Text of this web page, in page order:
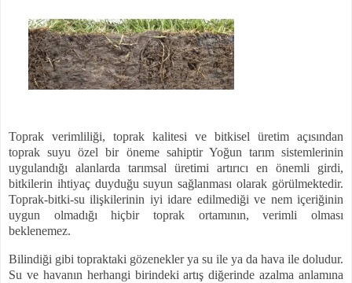
Toprak verimliliği, toprak kalitesi ve bitkisel üretim açısından
toprak suyu özel bir öneme sahiptir Yoğun tarım sistemlerinin
uygulandığı alanlarda tarımsal üretimi artırıcı en önemli girdi,
bitkilerin ihtiyaç duyduğu suyun sağlanması olarak görülmektedir.
Toprak-bitki-su ilişkilerinin iyi idare edilmediği ve nem içeriğinin
uygun olmadığı hiçbir toprak ortamının, verimli olması
beklenemez.
Bilindiği gibi topraktaki gözenekler ya su ile ya da hava ile doludur.
Su ve havanın herhangi birindeki artış diğerinde azalma anlamına